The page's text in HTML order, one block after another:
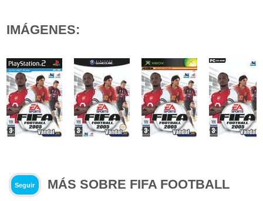
IMÁGENES:
Seguir
MÁS SOBRE FIFA FOOTBALL